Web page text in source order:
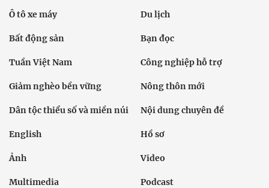
Ô tô xe máy Du lịch
Bất động sản Bạn đọc
Tuần Việt Nam Công nghiệp hỗ trợ
Giảm nghèo bền vững Nông thôn mới
Dân tộc thiểu số và miền núi Nội dung chuyên đề
English Hồ sơ
Ảnh Video
Multimedia Podcast